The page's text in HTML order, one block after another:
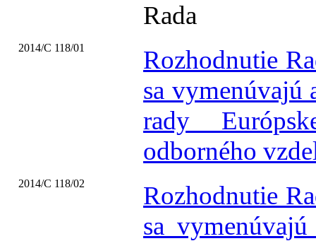
Rada
2014/C 118/01
Rozhodnutie
sa vymenúvajú
rady
odborného
2014/C 118/02
Rozhodnutie
sa